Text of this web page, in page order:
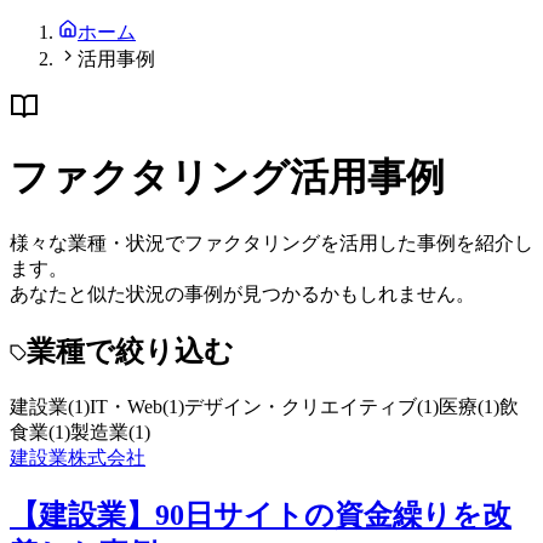
ホーム
活用事例
ファクタリング活用事例
様々な業種・状況でファクタリングを活用した事例を紹介し
ます。
あなたと似た状況の事例が見つかるかもしれません。
業種で絞り込む
建設業(1)IT・Web(1)デザイン・クリエイティブ(1)医療(1)飲
食業(1)製造業(1)
建設業株式会社
【建設業】90日サイトの資金繰りを改